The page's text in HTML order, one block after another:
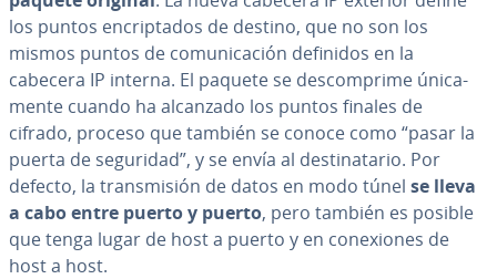
los puntos en­cri­p­ta­dos de destino, que no son los
mismos puntos de co­mu­ni­ca­ción definidos en la
cabecera IP interna. El paquete se de­s­co­m­pri­me úni­ca­
me­n­te cuando ha alcanzado los puntos finales de
cifrado, proceso que también se conoce como “pasar la
puerta de seguridad”, y se envía al de­s­ti­na­ta­rio. Por
defecto, la tra­n­s­mi­sión de datos en modo túnel se lleva
a cabo entre puerto y puerto, pero también es posible
que tenga lugar de host a puerto y en co­ne­xio­nes de
host a host.